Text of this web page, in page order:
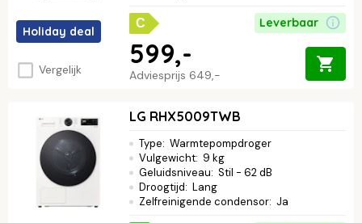
Holiday deal
Vergelijk
C Leverbaar
Adviesprijs 649,-
599,-
LG RHX5009TWB
Type: Warmtepompdroger
Vulgewicht: 9 kg
Geluidsniveau: Stil - 62 dB
Droogtijd: Lang
Zelfreinigende condensor: Ja